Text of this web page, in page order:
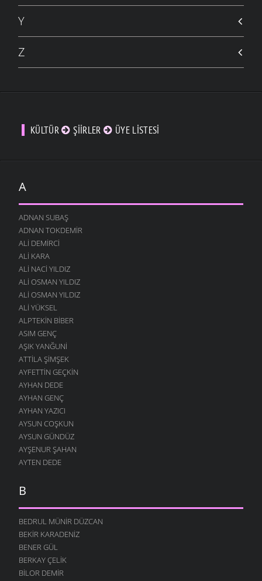
Y
Z
KÜLTÜR ŞIIRLER ÜYE LISTESI
A
ADNAN SUBAŞ
ADNAN TOKDEMIR
ALI DEMIRCI
ALI KARA
ALI NACI YILDIZ
ALI OSMAN YILDIZ
ALI OSMAN YILDIZ
ALI YÜKSEL
ALPTEKIN BIBER
ASIM GENÇ
AŞIK YANĞUNI
ATTILA ŞIMŞEK
AYFETTIN GEÇKIN
AYHAN DEDE
AYHAN GENÇ
AYHAN YAZICI
AYSUN COŞKUN
AYSUN GÜNDÜZ
AYŞENUR ŞAHAN
AYTEN DEDE
B
BEDRUL MÜNIR DÜZCAN
BEKIR KARADENIZ
BENER GÜL
BERKAY ÇELIK
BILOR DEMIR